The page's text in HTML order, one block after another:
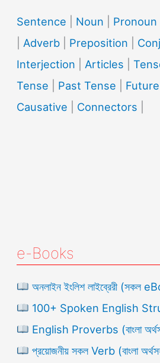
Sentence Noun Pronoun
Adverb Preposition
Interjection
Articles |
Tense
Past Tense
Causative
Connectors
e-Books
অনলাইন ইংলিশ লাইব্রেরী (সকল
100+ Spoken English
English Proverbs (বাংলা
প্রয়োজনীয় সকল Verb (বাংলা